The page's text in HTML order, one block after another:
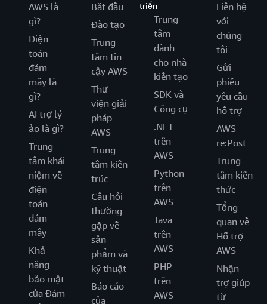
AWS là
gì?
Điện
toán
đám
mây là
gì?
AI trợ lý
ảo là gì?
Trung
tâm khái
niệm về
điện
toán
đám
mây
Khả
năng
bảo mật
của Đám
Bắt đầu
Đào tạo
Trung
tâm tin
cậy AWS
Thư
viện giải
pháp
AWS
Trung
tâm kiến
trúc
Câu hỏi
thường
gặp về
sản
phẩm và
kỹ thuật
Báo cáo
của
triển
Trung
tâm
dành
cho nhà
kiến tạo
SDK và
Công cụ
.NET
trên
AWS
Python
trên
AWS
Java
trên
AWS
PHP
trên
AWS
Liên hệ
với
chúng
tôi
Gửi
phiếu
yêu cầu
hỗ trợ
AWS
re:Post
Trung
tâm kiến
thức
Tổng
quan về
Hỗ trợ
AWS
Nhận
trợ giúp
từ